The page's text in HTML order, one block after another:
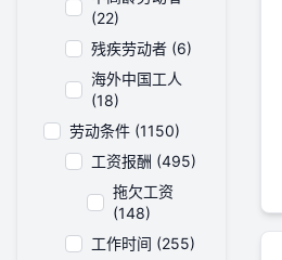
(22)
残疾劳动者 (6)
海外中国工人
(18)
劳动条件 (1150)
工资报酬 (495)
拖欠工资
(148)
工作时间 (255)